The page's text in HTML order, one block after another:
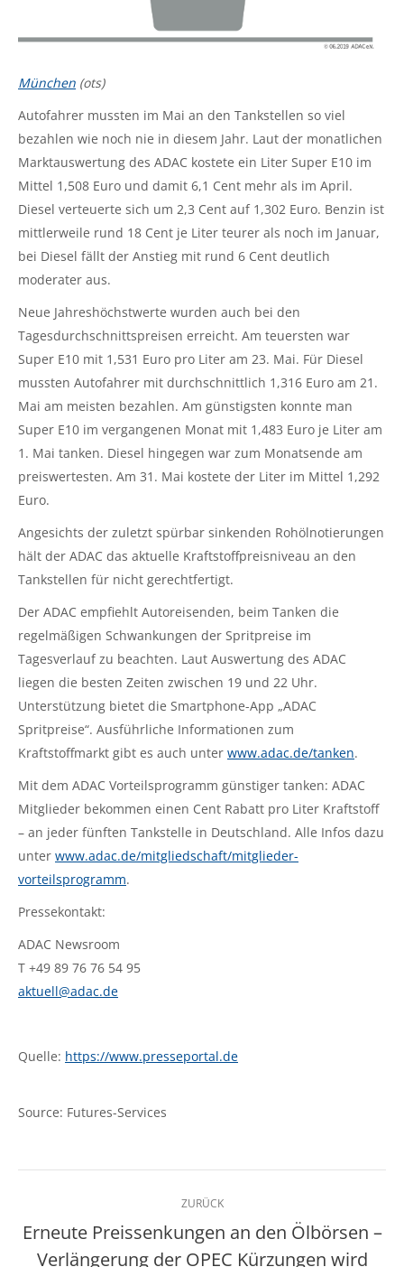
München (ots)
Autofahrer mussten im Mai an den Tankstellen so viel
bezahlen wie noch nie in diesem Jahr. Laut der monatlichen
Marktauswertung des ADAC kostete ein Liter Super E10 im
Mittel 1,508 Euro und damit 6,1 Cent mehr als im April.
Diesel verteuerte sich um 2,3 Cent auf 1,302 Euro. Benzin ist
mittlerweile rund 18 Cent je Liter teurer als noch im Januar,
bei Diesel fällt der Anstieg mit rund 6 Cent deutlich
moderater aus.
Neue Jahreshöchstwerte wurden auch bei den
Tagesdurchschnittspreisen erreicht. Am teuersten war
Super E10 mit 1,531 Euro pro Liter am 23. Mai. Für Diesel
mussten Autofahrer mit durchschnittlich 1,316 Euro am 21.
Mai am meisten bezahlen. Am günstigsten konnte man
Super E10 im vergangenen Monat mit 1,483 Euro je Liter am
1. Mai tanken. Diesel hingegen war zum Monatsende am
preiswertesten. Am 31. Mai kostete der Liter im Mittel 1,292
Euro.
Angesichts der zuletzt spürbar sinkenden Rohölnotierungen
hält der ADAC das aktuelle Kraftstoffpreisniveau an den
Tankstellen für nicht gerechtfertigt.
Der ADAC empfiehlt Autoreisenden, beim Tanken die
regelmäßigen Schwankungen der Spritpreise im
Tagesverlauf zu beachten. Laut Auswertung des ADAC
liegen die besten Zeiten zwischen 19 und 22 Uhr.
Unterstützung bietet die Smartphone-App „ADAC
Spritpreise“. Ausführliche Informationen zum
Kraftstoffmarkt gibt es auch unter www.adac.de/tanken.
Mit dem ADAC Vorteilsprogramm günstiger tanken: ADAC
Mitglieder bekommen einen Cent Rabatt pro Liter Kraftstoff
– an jeder fünften Tankstelle in Deutschland. Alle Infos dazu
unter www.adac.de/mitgliedschaft/mitglieder-
vorteilsprogramm.
Pressekontakt:
ADAC Newsroom
T +49 89 76 76 54 95
aktuell@adac.de
Quelle: https://www.presseportal.de
Source: Futures-Services
Kommentarnavigation
ZURÜCK
Vorheriger
Erneute Preissenkungen an den Ölbörsen –
Verlängerung der OPEC Kürzungen wird